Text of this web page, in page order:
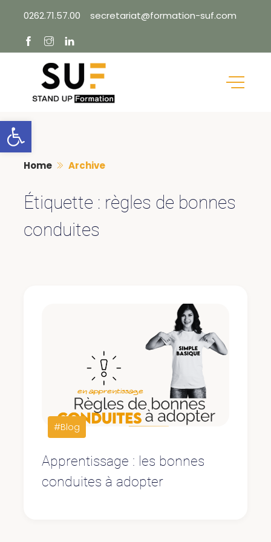
Ouvrir la barre d’outils
content
0262.71.57.00 secretariat@formation-suf.com
Home Archive
Étiquette : règles de bonnes
conduites
#Blog
Apprentissage : les bonnes
conduites à adopter